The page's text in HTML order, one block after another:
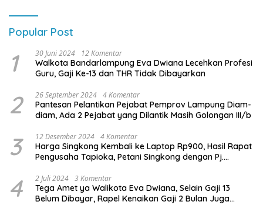
Popular Post
1 30 Juni 2024 12 Komentar
Walkota Bandarlampung Eva Dwiana Lecehkan Profesi
Guru, Gaji Ke-13 dan THR Tidak Dibayarkan
2 26 September 2024 4 Komentar
Pantesan Pelantikan Pejabat Pemprov Lampung Diam-
diam, Ada 2 Pejabat yang Dilantik Masih Golongan III/b
3 12 Desember 2024 4 Komentar
Harga Singkong Kembali ke Laptop Rp900, Hasil Rapat
Pengusaha Tapioka, Petani Singkong dengan Pj.
4 2 Juli 2024 3 Komentar
Tega Amet ya Walikota Eva Dwiana, Selain Gaji 13
Belum Dibayar, Rapel Kenaikan Gaji 2 Bulan Juga